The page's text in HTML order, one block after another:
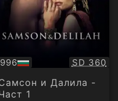
SD 360
и Далила -
1